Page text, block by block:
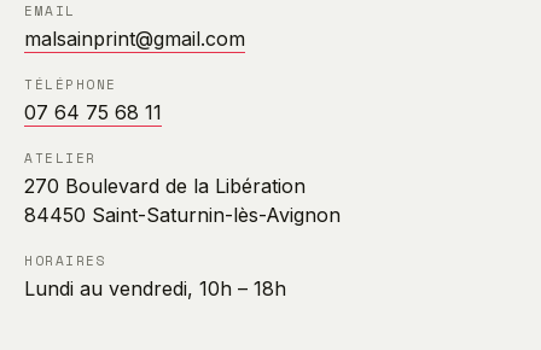
EMAIL
malsainprint@gmail.com
TÉLÉPHONE
07 64 75 68 11
ATELIER
270 Boulevard de la Libération
84450 Saint-Saturnin-lès-Avignon
HORAIRES
Lundi au vendredi, 10h – 18h